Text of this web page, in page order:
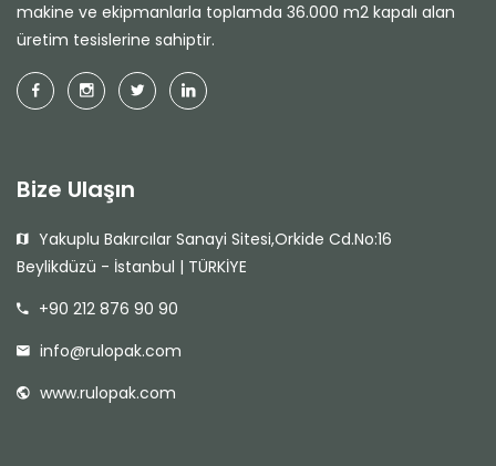
makine ve ekipmanlarla toplamda 36.000 m2 kapalı alan
üretim tesislerine sahiptir.
Bize Ulaşın
Yakuplu Bakırcılar Sanayi Sitesi,Orkide Cd.No:16
Beylikdüzü - İstanbul | TÜRKİYE
+90 212 876 90 90
info@rulopak.com
www.rulopak.com